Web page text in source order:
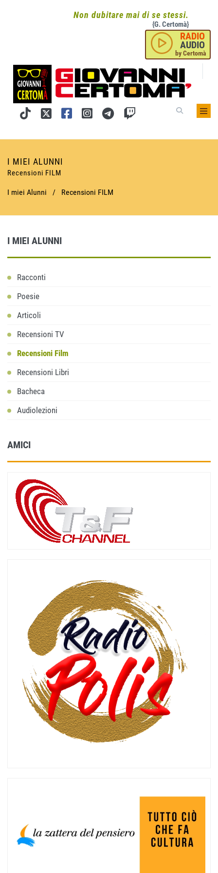
Non dubitare mai di se stessi.
{G. Certomà}
RADIO
AUDIO
by Certomà
I MIEI ALUNNI
Recensioni FILM
I miei Alunni / Recensioni FILM
I MIEI ALUNNI
Racconti
Poesie
Articoli
Recensioni TV
Recensioni Film
Recensioni Libri
Bacheca
Audiolezioni
AMICI